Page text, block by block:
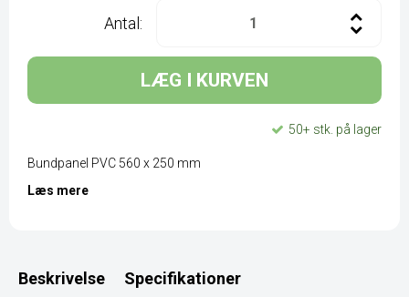
Antal:
LÆG I KURVEN
50+ stk. på lager
Bundpanel PVC 560 x 250 mm
Læs mere
Beskrivelse Specifikationer